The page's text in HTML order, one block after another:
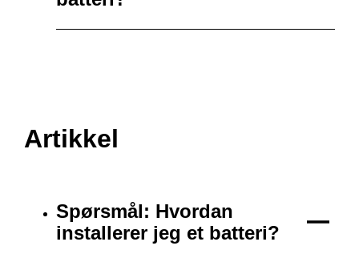
Artikkel
Spørsmål: Hvordan
installerer jeg et batteri?